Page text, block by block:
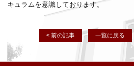
キュラムを意識しております。
< 前の記事 一覧に戻る